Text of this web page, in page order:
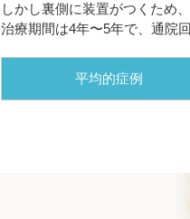
しかし裏側に装置がつくため
治療期間は4年〜5年で、通院
平均的症例